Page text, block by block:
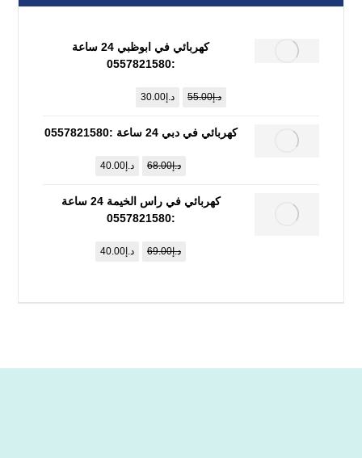
كهربائي في ابوظبي 24 ساعة
:0557821580
د.إ55.00 د.إ30.00
كهربائي في دبي 24 ساعة :0557821580
د.إ68.00 د.إ40.00
كهربائي في راس الخيمة 24 ساعة
:0557821580
د.إ69.00 د.إ40.00